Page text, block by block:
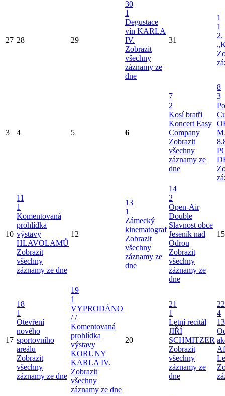
27 28 29
30
1
Degustace
vín KARLA
IV.
Zobrazit
všechny
záznamy ze
dne
31
1
1
2.
3 4 5 6
7
2
Kosí bratři
Koncert Easy
Company
Zobrazit
všechny
záznamy ze
dne
8
3
10
11
1
Komentovaná
prohlídka
výstavy
HLAVOLAMŮ
Zobrazit
všechny
záznamy ze dne
12
13
1
Zámecký
kinematograf
Zobrazit
všechny
záznamy ze
dne
14
2
Open-Air
Double
Slavnost obce
Jeseník nad
Odrou
Zobrazit
všechny
záznamy ze
dne
15
17
18
1
Otevření
nového
sportovního
areálu
Zobrazit
všechny
záznamy ze dne
19
1
VYPRODÁNO
/ /
Komentovaná
prohlídka
výstavy
KORUNY
KARLA IV.
Zobrazit
všechny
záznamy ze dne
20
21
1
Letní recitál
JIŘÍ
SCHMITZER
Zobrazit
všechny
záznamy ze
dne
22
4